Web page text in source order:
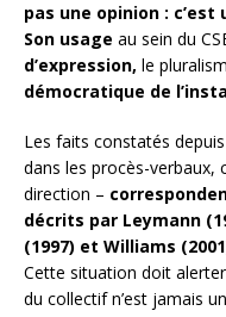
pas une opinion :
Son usage au sein du
d’expression, le
démocratique de
Les faits constatés
dans les procès-verbaux,
direction –
décrits par Leymann
(1997) et Williams
Cette situation doit alerter
du collectif n’est jamais